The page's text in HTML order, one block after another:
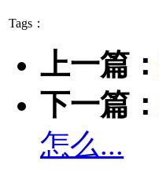
Tags：
上一篇：
下一篇：
怎么...